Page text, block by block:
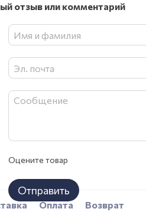
отзыв или комментарий
Оцените товар
Отправить
Оплата Возврат